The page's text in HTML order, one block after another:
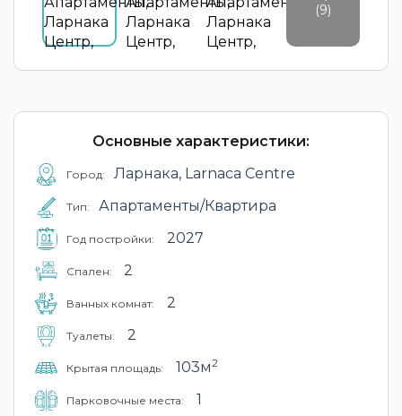
(9)
Основные характеристики:
Город: Ларнака, Larnaca Centre
Тип: Апартаменты/Квартира
Год постройки: 2027
Cпален: 2
Ванных комнат: 2
Туалеты: 2
Крытая площадь: 103м2
Парковочные места: 1